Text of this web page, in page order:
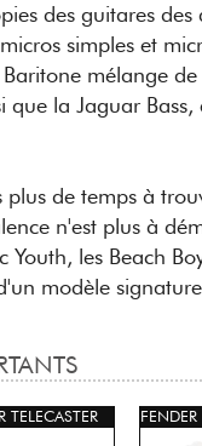
des guitares
simples et
mélange
la Jaguar
de temps à
n'est plus à
Youth, les Beach
modèle
TELECASTER